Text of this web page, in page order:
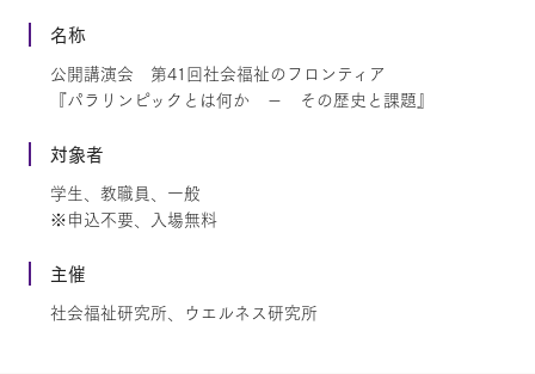
名称
公開講演会 第41回社会福祉のフロンティア
『パラリンピックとは何か － その歴史と課題』
対象者
学生、教職員、一般
※申込不要、入場無料
主催
社会福祉研究所、ウエルネス研究所